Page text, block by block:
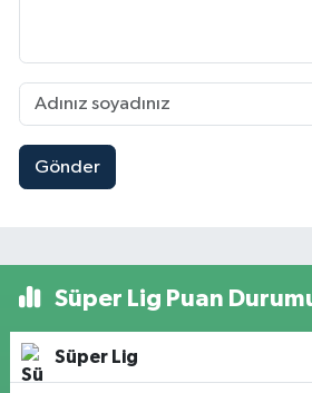
Gönder
Süper Lig Puan
Süper Lig